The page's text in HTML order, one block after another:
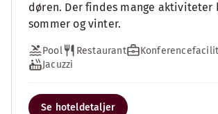
døren. Der findes mange aktiviteter
sommer og vinter.
Pool Restaurant
Jacuzzi
Se hoteldetaljer